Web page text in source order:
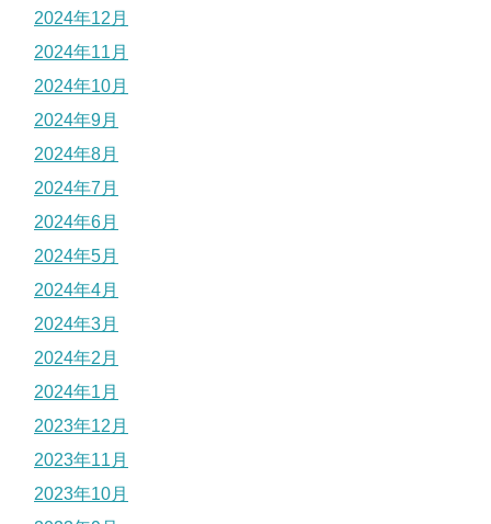
2024年12月
2024年11月
2024年10月
2024年9月
2024年8月
2024年7月
2024年6月
2024年5月
2024年4月
2024年3月
2024年2月
2024年1月
2023年12月
2023年11月
2023年10月